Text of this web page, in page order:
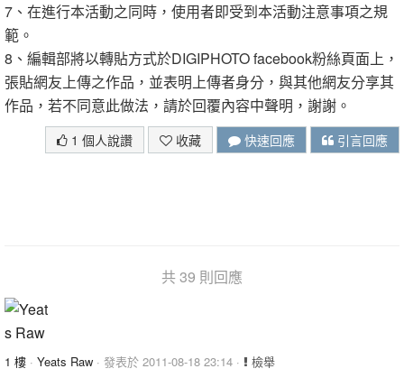
7、在進行本活動之同時，使用者即受到本活動注意事項之規
範。
8、編輯部將以轉貼方式於DIGIPHOTO facebook粉絲頁面上，
張貼網友上傳之作品，並表明上傳者身分，與其他網友分享其
作品，若不同意此做法，請於回覆內容中聲明，謝謝。
1 個人說讚 收藏 快速回應 引言回應
共 39 則回應
1 樓 · Yeats Raw · 發表於 2011-08-18 23:14 · 檢舉